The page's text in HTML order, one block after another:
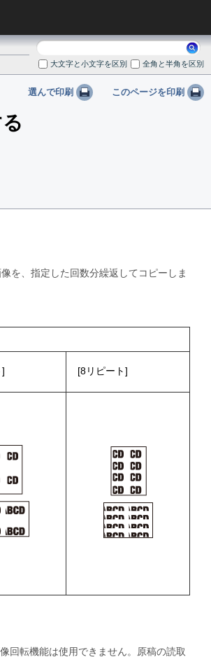
索:大文字と小文字を区別 全角と半角を区別
選んで印刷 このページを印刷
を、指定した回数分繰返してコピーしま
8リピート
回転機能は使用できません。原稿の読取